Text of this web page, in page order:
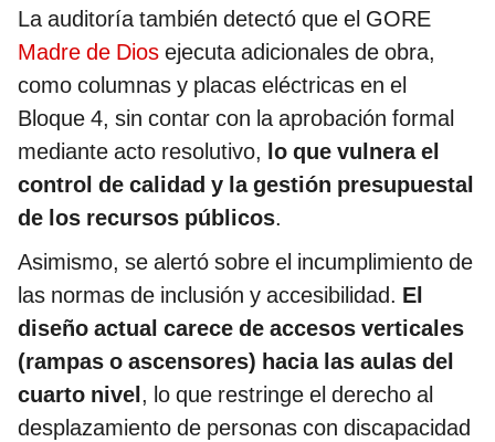
La auditoría también detectó que el GORE
Madre de Dios ejecuta adicionales de obra,
como columnas y placas eléctricas en el
Bloque 4, sin contar con la aprobación formal
mediante acto resolutivo, lo que vulnera el
control de calidad y la gestión presupuestal
de los recursos públicos.
Asimismo, se alertó sobre el incumplimiento de
las normas de inclusión y accesibilidad. El
diseño actual carece de accesos verticales
(rampas o ascensores) hacia las aulas del
cuarto nivel, lo que restringe el derecho al
desplazamiento de personas con discapacidad